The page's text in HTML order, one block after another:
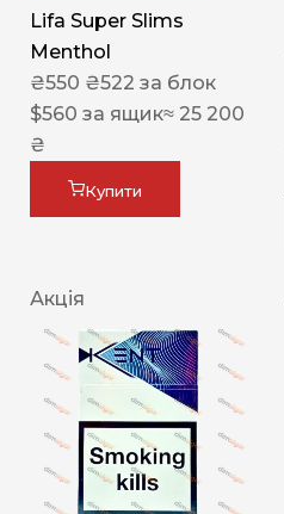
Lifa Super Slims
Menthol
₴550 ₴522 за блок
$560 за ящик≈ 25 200
₴
Купити
Акція